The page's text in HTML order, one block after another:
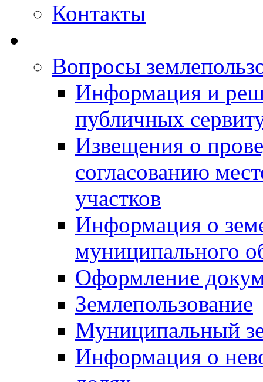
Контакты
Вопросы
Информация и
публичных
Извещения о
согласованию
участков
Информация о
муниципального
Оформление
Землепользование
Муниципальный
Информация о